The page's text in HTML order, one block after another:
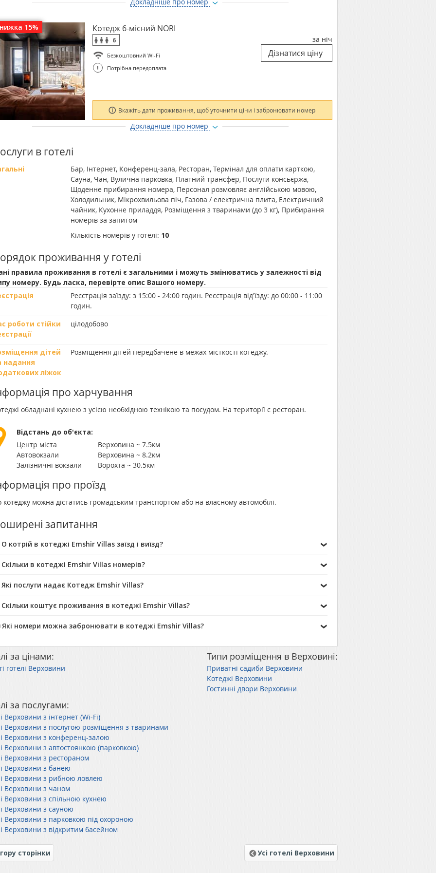
15% Котедж 6-місний NORI
6
Безкоштовний Wi-Fi
! Потрібна передоплата
за ніч
Вкажіть дати проживання, щоб уточнити ціни і забронювати номер
Докладніше про номер
в готелі
Бар, Інтернет, Конференц-зала, Ресторан, Термінал для оплати карткою,
Сауна, Чан, Вулична парковка, Платний трансфер, Послуги консьєржа,
Щоденне прибирання номера, Персонал розмовляє англійською мовою,
Холодильник, Мікрохвильова піч, Газова / електрична плита, Електричний
чайник, Кухонне приладдя, Розміщення з тваринами (до 3 кг), Прибирання
номерів за запитом
Кількість номерів у готелі: 10
проживання у готелі
правила проживання в готелі є загальними і можуть змінюватись у залежності від
номеру. Будь ласка, перевірте опис Вашого номеру.
Реєстрація заїзду: з 15:00 - 24:00 годин. Реєстрація від'їзду: до 00:00 - 11:00
годин.
роботи стійки
цілодобово
дітей
надання
ліжок
Розміщення дітей передбачене в межах місткості котеджу.
про харчування
обладнані кухнею з усією необхідною технікою та посудом. На території є ресторан.
Відстань до об'єкта:
Центр міста
Верховина ~ 7.5км
Автовокзали
Верховина ~ 8.2км
Залізничні вокзали
Ворохта ~ 30.5км
про проїзд
котеджу можна дістатись громадським транспортом або на власному автомобілі.
запитання
О котрій в котеджі Emshir Villas заїзд і виїзд?
Скільки в котеджі Emshir Villas номерів?
Які послуги надає Котедж Emshir Villas?
Скільки коштує проживання в котеджі Emshir Villas?
номери можна забронювати в котеджі Emshir Villas?
за цінами:
готелі Верховини
Типи розміщення в Верховині:
Приватні садиби Верховини
Котеджі Верховини
Гостинні двори Верховини
за послугами:
Верховини з інтернет (Wi-Fi)
Верховини з послугою розміщення з тваринами
Верховини з конференц-залою
Верховини з автостоянкою (парковкою)
Верховини з рестораном
Верховини з банею
Верховини з рибною ловлею
Верховини з чаном
Верховини з спільною кухнею
Верховини з сауною
Верховини з парковкою під охороною
Верховини з відкритим басейном
сторінки Усі готелі Верховини